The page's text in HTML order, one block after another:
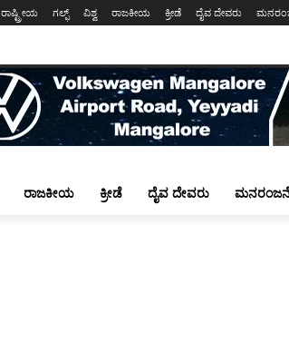
ರಾಷ್ಟ್ರೀಯ ಗಲ್ಫ್ ವಿಶ್ವ ರಾಜಕೀಯ ಕ್ರೀಡೆ ದೈವ ದೇವರು
ರಾಜಕೀಯ ಕ್ರೀಡೆ ದೈವ ದೇವರು